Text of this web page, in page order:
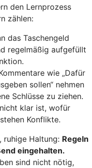
den Lernprozess
zählen:
das Taschengeld
regelmäßig aufgefüllt
wie „Dafür
sollen“ nehmen
Schlüsse zu ziehen.
klar ist, wofür
Konflikte.
ruhige Haltung: Regeln
eingehalten.
sind nicht nötig,